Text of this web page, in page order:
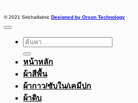
© 2021 Sirichaifabric Designed by Orson Technology
ค้นหา:
หน้าหลัก
ผ้าสีพื้น
ผ้ากาว/ซับใน/เคมีปก
ผ้าดิบ